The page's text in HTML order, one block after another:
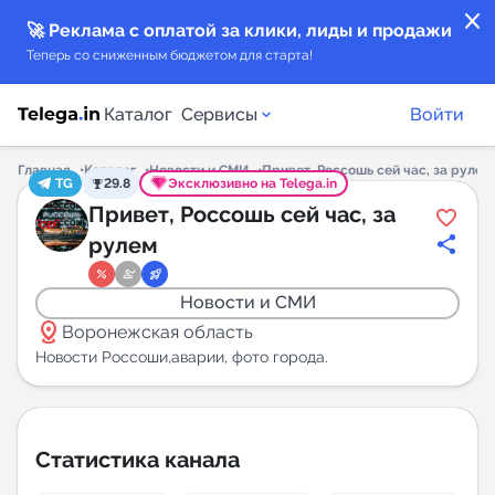
close
🚀 Реклама с оплатой за клики, лиды и продажи
Теперь со сниженным бюджетом для старта!
Каталог Сервисы
Каталог каналов
Каталог ботов
Горящие предложения
New
Аналитика MAX каналов
Войти
Главная Каталог Новости и СМИ
Привет, Россошь сей час, за рулем
TG
29.8 Эксклюзивно на Telega.in
Привет, Россошь сей час, за
рулем
Новости и СМИ
distance Воронежская область
Новости Россоши,аварии, фото города.
Статистика канала